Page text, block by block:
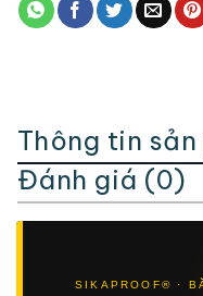
Thông tin
Đánh giá (0)
SIKAPROOF® ·